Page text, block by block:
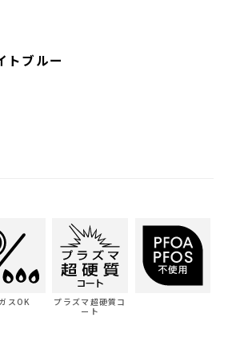
トブルー
スOK
プラズマ超硬質コ
ート